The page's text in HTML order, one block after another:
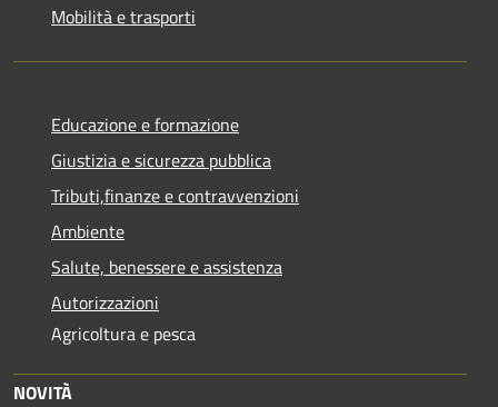
Mobilità e trasporti
Educazione e formazione
Giustizia e sicurezza pubblica
Tributi,finanze e contravvenzioni
Ambiente
Salute, benessere e assistenza
Autorizzazioni
Agricoltura e pesca
NOVITÀ